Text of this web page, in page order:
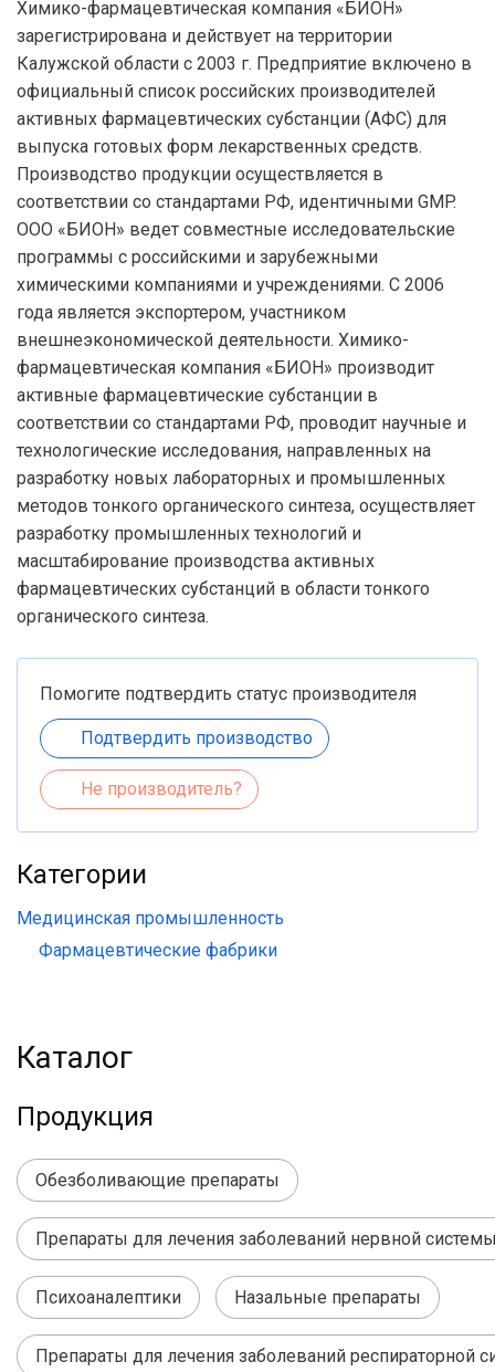
Химико-фармацевтическая компания «БИОН»
зарегистрирована и действует на территории
Калужской области с 2003 г. Предприятие включено в
официальный список российских производителей
активных фармацевтических субстанции (АФС) для
выпуска готовых форм лекарственных средств.
Производство продукции осуществляется в
соответствии со стандартами РФ, идентичными GMP.
ООО «БИОН» ведет совместные исследовательские
программы с российскими и зарубежными
химическими компаниями и учреждениями. С 2006
года является экспортером, участником
внешнеэкономической деятельности. Химико-
фармацевтическая компания «БИОН» производит
активные фармацевтические субстанции в
соответствии со стандартами РФ, проводит научные и
технологические исследования, направленных на
разработку новых лабораторных и промышленных
методов тонкого органического синтеза, осуществляет
разработку промышленных технологий и
масштабирование производства активных
фармацевтических субстанций в области тонкого
органического синтеза.
Помогите подтвердить статус производителя
Подтвердить производство
Не производитель?
Категории
Медицинская промышленность
Фармацевтические фабрики
Каталог
Продукция
Обезболивающие препараты
Препараты для лечения заболеваний нервной
Психоаналептики Назальные препараты
Препараты для лечения заболеваний респираторной